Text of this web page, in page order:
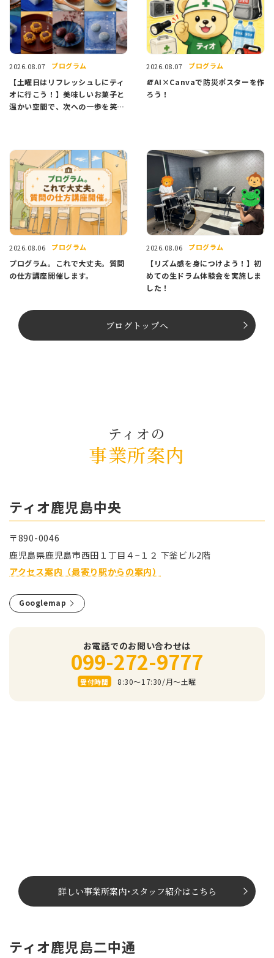
2026.08.07 プログラム
【土曜日はリフレッシュしにティ
オに行こう！】美味しいお菓子と
温かい空間で、次への一歩を笑顔
2026.08.07 プログラム
🧯AI×Canvaで防災ポスターを作
ろう！
2026.08.06 プログラム
プログラム。これで大丈夫。質問
の仕方講座開催します。
2026.08.06 プログラム
【リズム感を身につけよう！】初
めての生ドラム体験会を実施しま
した！
ブログトップへ
ティオの
事業所案内
ティオ⿅児島中央
〒890-0046
⿅児島県⿅児島市⻄⽥１丁⽬４−１２ 下釜ビル2階
アクセス案内（最寄り駅からの案内）
Googlemap
お電話でのお問い合わせは
099-272-9777
受付時間 8:30～17:30/⽉〜⼟曜
詳しい事業所案内･スタッフ紹介はこちら
ティオ鹿児島二中通